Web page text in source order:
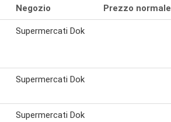
Negozio Prezzo normale
Supermercati Dok
Supermercati Dok
Supermercati Dok